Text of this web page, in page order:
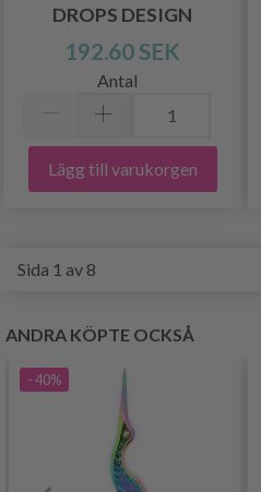
DROPS DESIGN
192.60 SEK
Antal
Lägg till varukorgen
Sida 1 av 8
ANDRA KÖPTE OCKSÅ
- 40%